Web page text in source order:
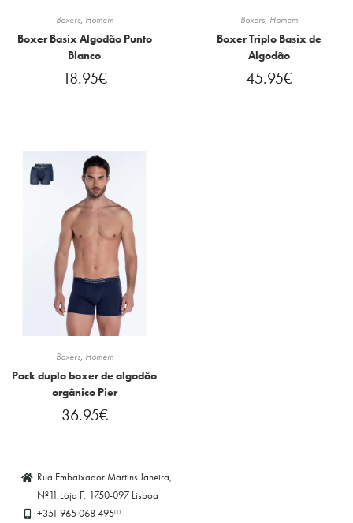
Boxers, Homem
Boxer Basix Algodão Punto
Blanco
18.95€
Boxers, Homem
Boxer Triplo Basix de
Algodão
45.95€
Boxers, Homem
Pack duplo boxer de algodão
orgânico Pier
36.95€
Rua Embaixador Martins Janeira,
Nº11 Loja F, 1750-097 Lisboa
+351 965 068 495(1)